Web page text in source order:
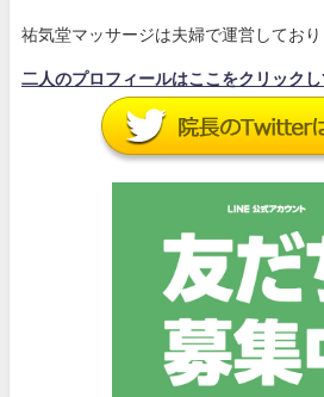
祐気堂マッサージは夫婦で運営しており
二人のプロフィールはここをクリックし